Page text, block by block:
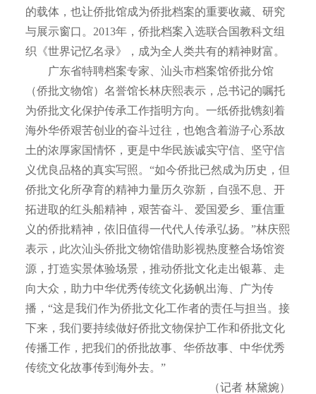
的载体，也让侨批馆成为侨批档案的重要收藏、研究
与展示窗口。2013年，侨批档案入选联合国教科文组
织《世界记忆名录》，成为全人类共有的精神财富。
广东省特聘档案专家、汕头市档案馆侨批分馆
（侨批文物馆）名誉馆长林庆熙表示，总书记的嘱托
为侨批文化保护传承工作指明方向。一纸侨批镌刻着
海外华侨艰苦创业的奋斗过往，也饱含着游子心系故
土的浓厚家国情怀，更是中华民族诚实守信、坚守信
义优良品格的真实写照。“如今侨批已然成为历史，但
侨批文化所孕育的精神力量历久弥新，自强不息、开
拓进取的红头船精神，艰苦奋斗、爱国爱乡、重信重
义的侨批精神，依旧值得一代代人传承弘扬。”林庆熙
表示，此次汕头侨批文物馆借助影视热度整合场馆资
源，打造实景体验场景，推动侨批文化走出银幕、走
向大众，助力中华优秀传统文化扬帆出海、广为传
播，“这是我们作为侨批文化工作者的责任与担当。接
下来，我们要持续做好侨批文物保护工作和侨批文化
传播工作，把我们的侨批故事、华侨故事、中华优秀
传统文化故事传到海外去。”
（记者 林黛婉）